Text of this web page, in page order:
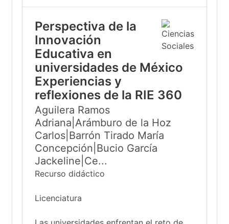
Perspectiva de la
Innovación
Educativa en
universidades de México
Experiencias y
reflexiones de la RIE 360
Aguilera Ramos
Adriana|Arámburo de la Hoz
Carlos|Barrón Tirado María
Concepción|Bucio García
Jackeline|Ce...
Recurso didáctico
Licenciatura